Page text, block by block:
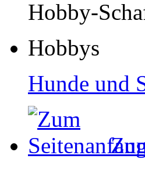
Hobby-
Hobbys
Hunde und